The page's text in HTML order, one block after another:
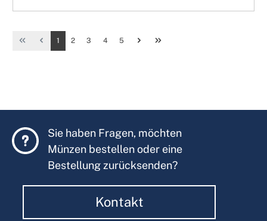
Seite
1 Seite
2 Seite
3 Seite
4 Seite
5
Sie haben Fragen, möchten
Münzen bestellen oder eine
Bestellung zurücksenden?
Kontakt